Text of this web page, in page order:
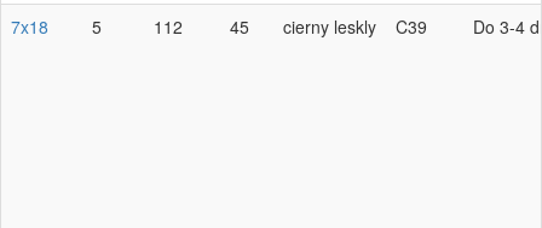
7x18 5 112 45 cierny leskly C39 Do 3-4